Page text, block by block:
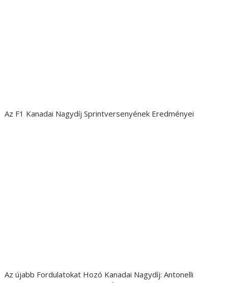
Az F1 Kanadai Nagydíj Sprintversenyének Eredményei
Az újabb Fordulatokat Hozó Kanadai Nagydíj: Antonelli